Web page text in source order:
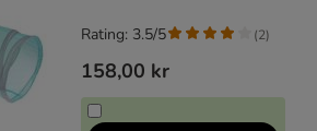
158,00 kr
Rating: 3.5/5 (2)